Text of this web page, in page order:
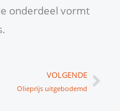
onderdeel vormt
VOLGENDE
Olieprijs uitgebodemd